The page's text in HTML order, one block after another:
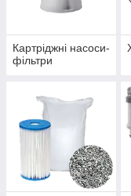
Картріджні насоси-
фільтри